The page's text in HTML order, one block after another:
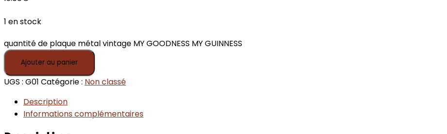
1 en stock
quantité de plaque métal vintage MY GOODNESS MY GUINNESS
Ajouter au panier
UGS : G01 Catégorie : Non classé
Description
Informations complémentaires